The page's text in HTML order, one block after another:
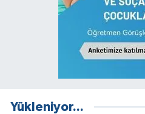
Yükleniyor...